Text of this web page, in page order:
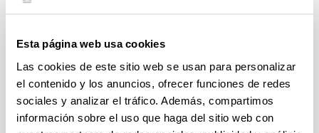
Esta página web usa cookies
Las cookies de este sitio web se usan para personalizar
el contenido y los anuncios, ofrecer funciones de redes
sociales y analizar el tráfico. Además, compartimos
información sobre el uso que haga del sitio web con
Llano Castresana, Oihane
Lopez De Munain Berganzo, Aranatze
Lopez Picado, Amanda